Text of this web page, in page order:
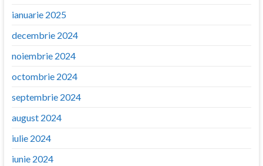
ianuarie 2025
decembrie 2024
noiembrie 2024
octombrie 2024
septembrie 2024
august 2024
iulie 2024
iunie 2024